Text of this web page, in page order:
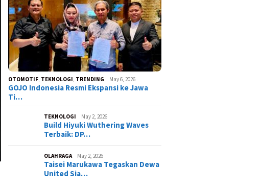
OTOMOTIF TEKNOLOGI TRENDING May 6, 2026
GOJO Indonesia Resmi Ekspansi ke Jawa
Ti…
TEKNOLOGI May 2, 2026
Build Hiyuki Wuthering Waves
Terbaik: DP…
OLAHRAGA May 2, 2026
Taisei Marukawa Tegaskan Dewa
United Sia…